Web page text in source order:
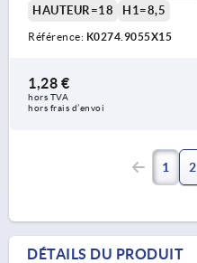
HAUTEUR=18
H1=8,5
Référence: K0274.9055X15
1,28 €
hors TVA
hors frais d’envoi
1 2
DÉTAILS DU PRODUIT